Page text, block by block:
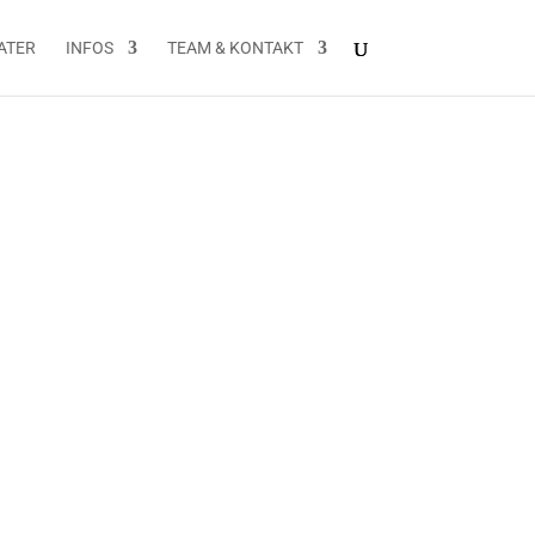
INFOS TEAM & KONTAKT